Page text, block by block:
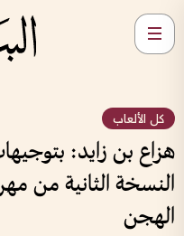
كل الألعاب
هزاع بن زايد:
النسخة الثانية من
الهجن